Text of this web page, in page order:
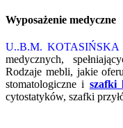
Wyposażenie medyczne
U..B.M. KOTASIŃSKA
medycznych,
Rodzaje mebli, jakie
stomatologiczne i szafki
cytostatyków, szafki